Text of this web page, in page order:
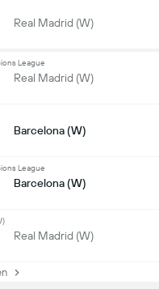
Real Madrid (W)
League
Real Madrid (W)
Barcelona (W)
League
Barcelona (W)
Real Madrid (W)